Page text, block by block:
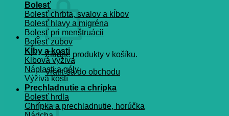
Žiadne produkty v košíku.
Vrátiť sa do obchodu
Košík
Bolesť
Bolesť chrbta, svalov a kĺbov
Bolesť hlavy a migréna
Bolesť pri menštruácii
Bolesť zubov
Kĺby a kosti
Kĺbová výživa
Náplasti a gély
Výživa kostí
Prechladnutie a chrípka
Bolesť hrdla
Chrípka a prechladnutie, horúčka